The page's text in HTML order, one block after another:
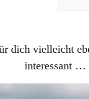
dich vielleicht
interessant …